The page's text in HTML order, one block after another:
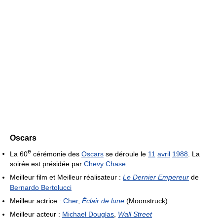
Oscars
La 60e cérémonie des Oscars se déroule le 11 avril 1988 . La
soirée est présidée par Chevy Chase.
Meilleur film et Meilleur réalisateur : Le Dernier Empereur de
Bernardo Bertolucci
Meilleur actrice : Cher, Éclair de lune (Moonstruck)
Meilleur acteur : Michael Douglas, Wall Street